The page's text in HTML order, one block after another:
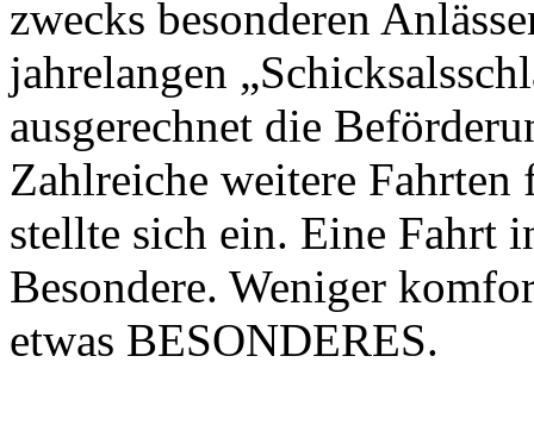
zwecks besonderen
jahrelangen
ausgerechnet die
Zahlreiche weitere
stellte sich ein. Eine Fahrt
Besondere. Weniger
etwas BESONDERES.